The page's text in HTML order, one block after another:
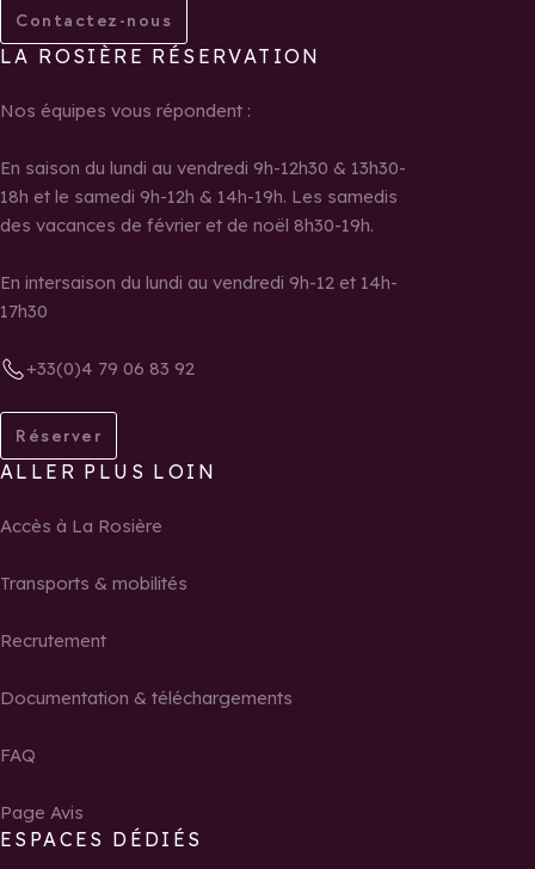
Contactez-nous
LA ROSIÈRE RÉSERVATION
Nos équipes vous répondent :
En saison du lundi au vendredi 9h-12h30 & 13h30-
18h et le samedi 9h-12h & 14h-19h. Les samedis
des vacances de février et de noël 8h30-19h.
En intersaison du lundi au vendredi 9h-12 et 14h-
17h30
+33(0)4 79 06 83 92
Réserver
ALLER PLUS LOIN
Accès à La Rosière
Transports & mobilités
Recrutement
Documentation & téléchargements
FAQ
Page Avis
ESPACES DÉDIÉS